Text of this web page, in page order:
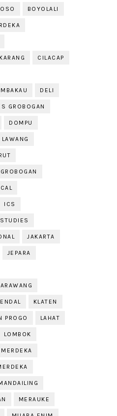
BOYOLALI
CILACAP
DELI
GROBOGAN
DOMPU
GROBOGAN
ICS
JAKARTA
JEPARA
KLATEN
PROGO LAHAT
LOMBOK
MERAUKE